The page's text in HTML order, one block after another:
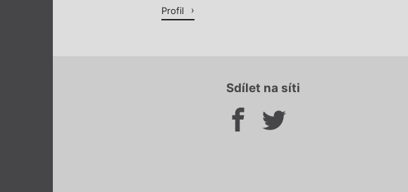
Profil
Sdílet na síti